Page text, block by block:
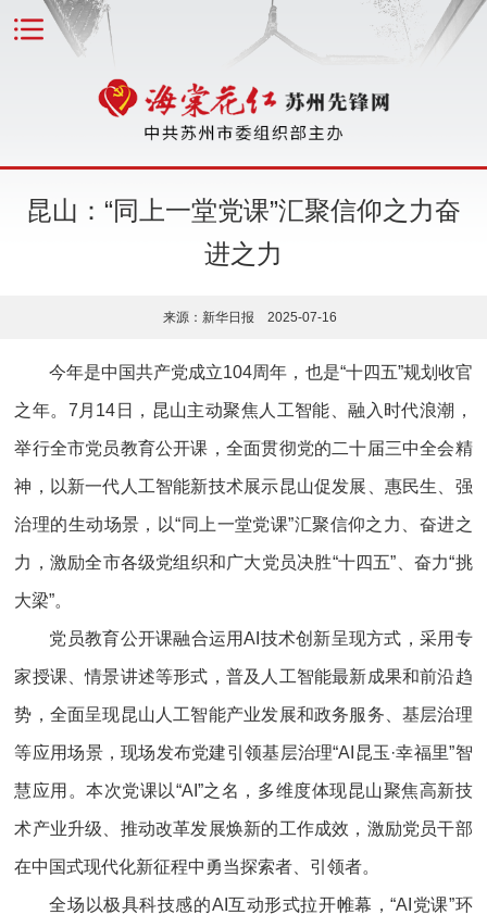
昆山：“同上一堂党课”汇聚信仰之力奋
进之力
来源：新华日报 2025-07-16
今年是中国共产党成立104周年，也是“十四五”规划收官
之年。7月14日，昆山主动聚焦人工智能、融入时代浪潮，
举行全市党员教育公开课，全面贯彻党的二十届三中全会精
神，以新一代人工智能新技术展示昆山促发展、惠民生、强
治理的生动场景，以“同上一堂党课”汇聚信仰之力、奋进之
力，激励全市各级党组织和广大党员决胜“十四五”、奋力“挑
大梁”。
党员教育公开课融合运用AI技术创新呈现方式，采用专
家授课、情景讲述等形式，普及人工智能最新成果和前沿趋
势，全面呈现昆山人工智能产业发展和政务服务、基层治理
等应用场景，现场发布党建引领基层治理“AI昆玉·幸福里”智
慧应用。本次党课以“AI”之名，多维度体现昆山聚焦高新技
术产业升级、推动改革发展焕新的工作成效，激励党员干部
在中国式现代化新征程中勇当探索者、引领者。
全场以极具科技感的AI互动形式拉开帷幕，“AI党课”环